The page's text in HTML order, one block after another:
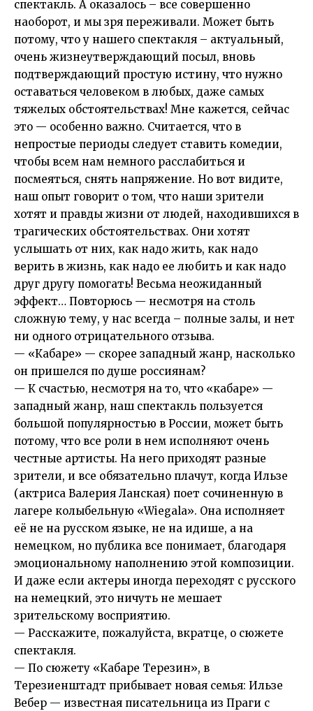
спектакль. А оказалось – все совершенно
наоборот, и мы зря переживали. Может быть
потому, что у нашего спектакля – актуальный,
очень жизнеутверждающий посыл, вновь
подтверждающий простую истину, что нужно
оставаться человеком в любых, даже самых
тяжелых обстоятельствах! Мне кажется, сейчас
это — особенно важно. Считается, что в
непростые периоды следует ставить комедии,
чтобы всем нам немного расслабиться и
посмеяться, снять напряжение. Но вот видите,
наш опыт говорит о том, что наши зрители
хотят и правды жизни от людей, находившихся в
трагических обстоятельствах. Они хотят
услышать от них, как надо жить, как надо
верить в жизнь, как надо ее любить и как надо
друг другу помогать! Весьма неожиданный
эффект… Повторюсь — несмотря на столь
сложную тему, у нас всегда – полные залы, и нет
ни одного отрицательного отзыва.
— «Кабаре» — скорее западный жанр, насколько
он пришелся по душе россиянам?
— К счастью, несмотря на то, что «кабаре» —
западный жанр, наш спектакль пользуется
большой популярностью в России, может быть
потому, что все роли в нем исполняют очень
честные артисты. На него приходят разные
зрители, и все обязательно плачут, когда Ильзе
(актриса Валерия Ланская) поет сочиненную в
лагере колыбельную «Wiegala». Она исполняет
её не на русском языке, не на идише, а на
немецком, но публика все понимает, благодаря
эмоциональному наполнению этой композиции.
И даже если актеры иногда переходят с русского
на немецкий, это ничуть не мешает
зрительскому восприятию.
— Расскажите, пожалуйста, вкратце, о сюжете
спектакля.
— По сюжету «Кабаре Терезин», в
Терезиенштадт прибывает новая семья: Ильзе
Вебер — известная писательница из Праги с